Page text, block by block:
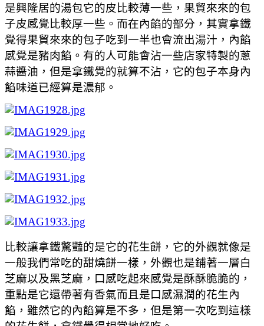
是興隆居的湯包它的皮比較薄一些，果貿來來的包
子皮感覺比較厚一些。而在內餡的部分，其實拿鐵
覺得果貿來來的包子吃到一半也會流出湯汁，內餡
感覺是豬肉餡。有的人可能會沾一些店家特製的蔥
蒜醬油，但是拿鐵覺的就算不沾，它的包子本身內
餡味道已經算是濃郁。
比較讓拿鐵驚豔的是它的花生餅，它的外觀就像是
一般我們常吃的甜燒餅一樣，外觀也是鋪著一層白
芝麻以及黑芝麻，口感吃起來感覺是酥酥脆脆的，
重點是它還帶著有香氣而且是口感濕潤的花生內
餡，雖然它的內餡算是不多，但是第一次吃到這樣